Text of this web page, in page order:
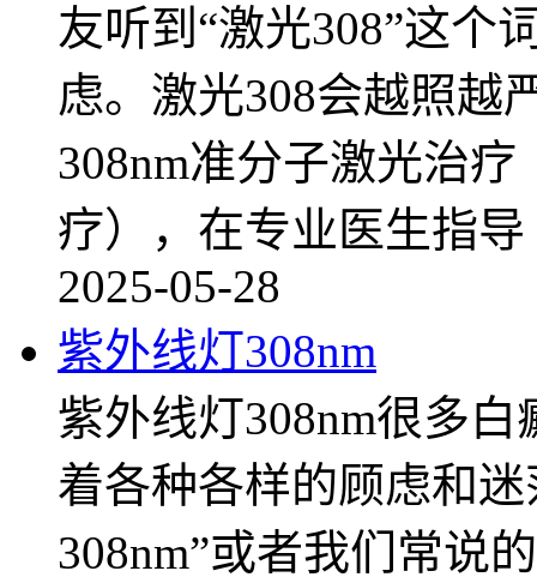
友听到“激光308”这个
虑。激光308会越照越
308nm准分子激光治
疗），在专业医生指导
2025-05-28
紫外线灯308nm
紫外线灯308nm很多
着各种各样的顾虑和
308nm”或者我们常说